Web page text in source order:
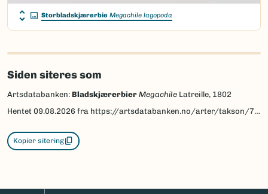
Storbladskjærerbie Megachile lagopoda
Siden siteres som
Artsdatabanken: Bladskjærerbier Megachile Latreille, 1802
Hentet 09.08.2026 fra https://artsdatabanken.no/arter/takson/77895
Kopier sitering